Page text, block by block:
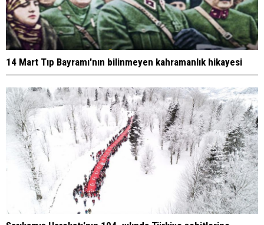
14 Mart Tıp Bayramı'nın bilinmeyen kahramanlık hikayesi